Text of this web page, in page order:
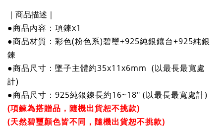
｜商品描述｜
●商品內容：項鍊x1
●商品材質：彩色(粉色系)碧璽+925純銀鑲台+925純銀
鍊
●商品尺寸：墜子主體約35x11x6mm (以最長最寬處
計)
●商品尺寸： 925純銀鍊長約16~18" (以最長最寬處計)
(項鍊為搭贈品，隨機出貨恕不挑款)
(天然碧璽顏色皆不同，隨機出貨恕不挑款)